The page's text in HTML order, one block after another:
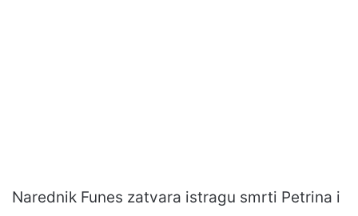
Narednik Funes zatvara istragu smrti Petrina i